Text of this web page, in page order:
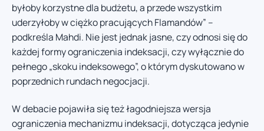
byłoby korzystne dla budżetu, a przede wszystkim
uderzyłoby w ciężko pracujących Flamandów” –
podkreśla Mahdi. Nie jest jednak jasne, czy odnosi się do
każdej formy ograniczenia indeksacji, czy wyłącznie do
pełnego „skoku indeksowego”, o którym dyskutowano w
poprzednich rundach negocjacji.
W debacie pojawiła się też łagodniejsza wersja
ograniczenia mechanizmu indeksacji, dotycząca jedynie